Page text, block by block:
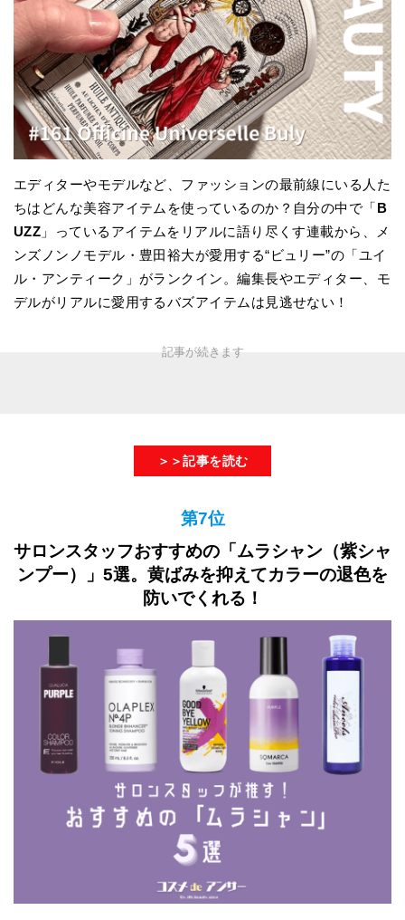
エディターやモデルなど、ファッションの最前線にいる人た
ちはどんな美容アイテムを使っているのか？自分の中で「B
UZZ 」っているアイテムをリアルに語り尽くす連載から、メ
ンズノンノモデル・豊田裕大が愛用する“ビュリー”の「ユイ
ル・アンティーク」がランクイン。編集長やエディター、モ
デルがリアルに愛用するバズアイテムは見逃せない！
＞＞記事を読む
第7位
サロンスタッフおすすめの「ムラシャン（紫シャ
ンプー）」5選。黄ばみを抑えてカラーの退色を
防いでくれる！